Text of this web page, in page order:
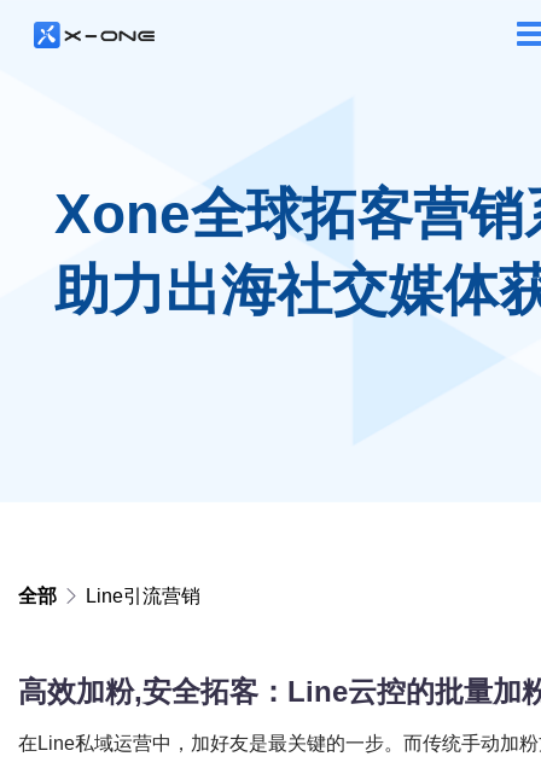
Xone全球拓客营销
助力出海社交媒体
全部 Line引流营销
高效加粉,安全拓客：Line云控的批量加
在Line私域运营中，加好友是最关键的一步。而传统手动加